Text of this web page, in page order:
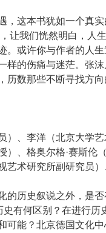
，这本书犹如一个真
让我们恍然明白，人
。或许你与作者的人
样的伤痛与迷茫。张
历数那些不断寻找方
）、李洋（北京大学
）、格奥尔格·赛斯伦
艺术研究所副研究员
的历史叙说之外，是
史有何区别？在进行历
可能？北京德国文化中